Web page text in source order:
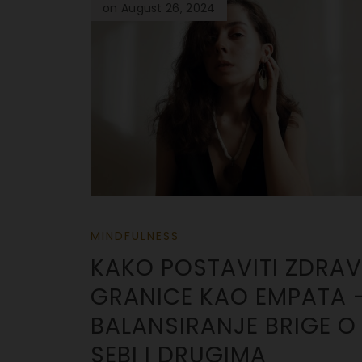
on August 26, 2024
MINDFULNESS
KAKO POSTAVITI
GRANICE KAO EMPATA
BALANSIRANJE BRIGE O
SEBI I DRUGIMA